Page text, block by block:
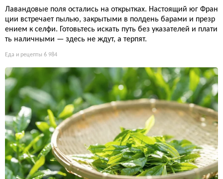
Лавандовые поля остались на открытках. Настоящий юг Фран
ции встречает пылью, закрытыми в полдень барами и презр
ением к селфи. Готовьтесь искать путь без указателей и плати
ть наличными — здесь не ждут, а терпят.
Еда и рецепты 6 984